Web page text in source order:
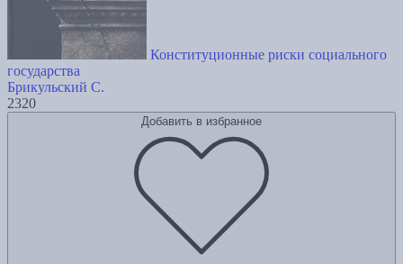
Конституционные риски социального
государства
Брикульский С.
2320
Добавить в избранное